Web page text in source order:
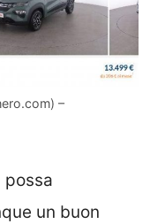
–
possa
un buon